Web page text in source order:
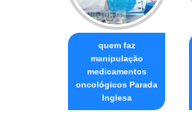
quem faz
manipulação
medicamentos
oncológicos Parada
Inglesa